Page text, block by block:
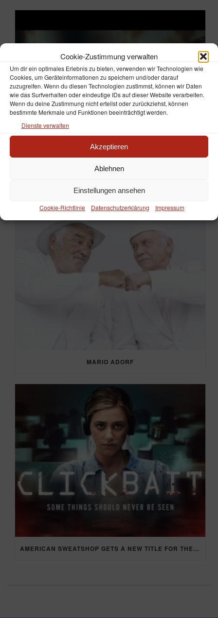
Cookie-Zustimmung verwalten
Um dir ein optimales Erlebnis zu bieten, verwenden wir Technologien wie
Cookies, um Geräteinformationen zu speichern und/oder darauf
zuzugreifen. Wenn du diesen Technologien zustimmst, können wir Daten
wie das Surfverhalten oder eindeutige IDs auf dieser Website verarbeiten.
Wenn du deine Zustimmung nicht erteilst oder zurückziehst, können
bestimmte Merkmale und Funktionen beeinträchtigt werden.
Dienste verwalten
Akzeptieren
Ablehnen
Einstellungen ansehen
Cookie-Richtlinie Datenschutzerklärung Impressum
MARIO ADORF
AMERICAN SWEATSHOP GETS A NEW TITLE FOR THE RELEASE IN THE UK: CLICKBAIT